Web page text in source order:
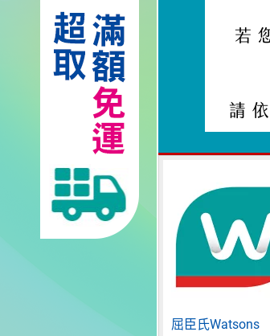
屈臣氏Watsons